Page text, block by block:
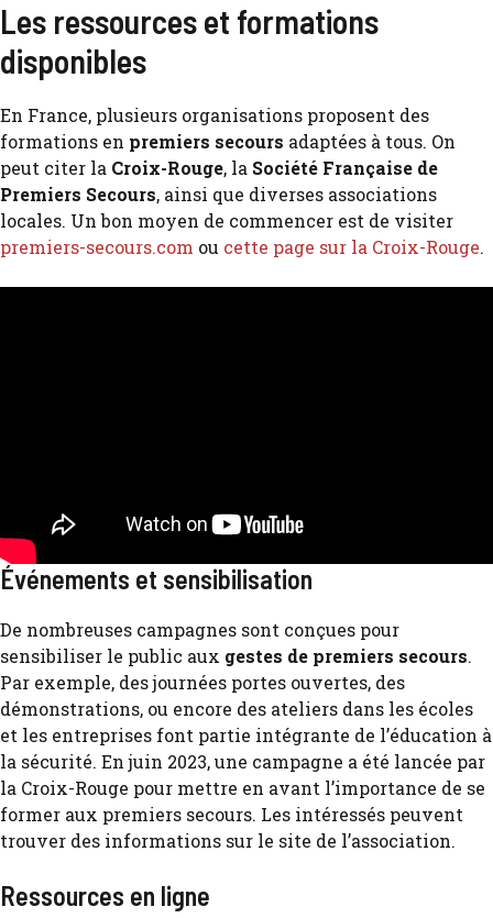
Les ressources et formations
disponibles
En France, plusieurs organisations proposent des
formations en premiers secours adaptées à tous. On
peut citer la Croix-Rouge, la Société Française de
Premiers Secours, ainsi que diverses associations
locales. Un bon moyen de commencer est de visiter
premiers-secours.com ou cette page sur la Croix-Rouge.
Événements et sensibilisation
De nombreuses campagnes sont conçues pour
sensibiliser le public aux gestes de premiers secours.
Par exemple, des journées portes ouvertes, des
démonstrations, ou encore des ateliers dans les écoles
et les entreprises font partie intégrante de l’éducation à
la sécurité. En juin 2023, une campagne a été lancée par
la Croix-Rouge pour mettre en avant l’importance de se
former aux premiers secours. Les intéressés peuvent
trouver des informations sur le site de l’association.
Ressources en ligne